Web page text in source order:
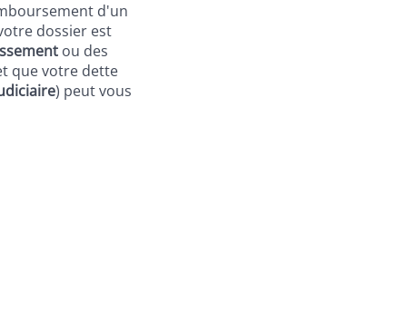
d'un
dossier est
ou des
que votre dette
) peut vous